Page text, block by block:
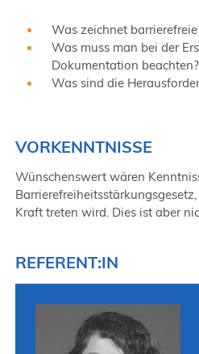
Was zeichnet
Was muss man bei der
Dokumentation beachten?
Was sind die
VORKENNTNISSE
Wünschenswert wären
Kraft treten wird. Dies ist aber
REFERENT:IN